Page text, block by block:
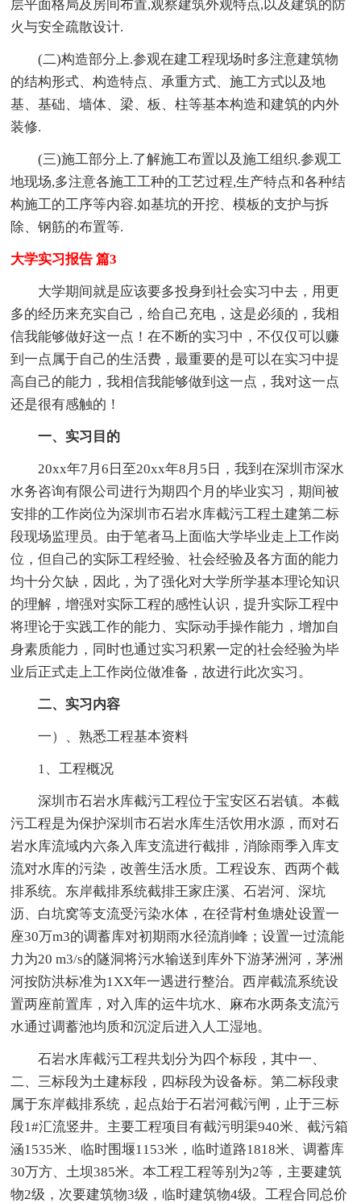
层平面格局及房间布置,观察建筑外观特点,以及建筑的防
火与安全疏散设计.
(二)构造部分上.参观在建工程现场时多注意建筑物
的结构形式、构造特点、承重方式、施工方式以及地
基、基础、墙体、梁、板、柱等基本构造和建筑的内外
装修.
(三)施工部分上.了解施工布置以及施工组织.参观工
地现场,多注意各施工工种的工艺过程,生产特点和各种结
构施工的工序等内容.如基坑的开挖、模板的支护与拆
除、钢筋的布置等.
大学实习报告 篇3
大学期间就是应该要多投身到社会实习中去，用更
多的经历来充实自己，给自己充电，这是必须的，我相
信我能够做好这一点！在不断的实习中，不仅仅可以赚
到一点属于自己的生活费，最重要的是可以在实习中提
高自己的能力，我相信我能够做到这一点，我对这一点
还是很有感触的！
一、实习目的
20xx年7月6日至20xx年8月5日，我到在深圳市深水
水务咨询有限公司进行为期四个月的毕业实习，期间被
安排的工作岗位为深圳市石岩水库截污工程土建第二标
段现场监理员。由于笔者马上面临大学毕业走上工作岗
位，但自己的实际工程经验、社会经验及各方面的能力
均十分欠缺，因此，为了强化对大学所学基本理论知识
的理解，增强对实际工程的感性认识，提升实际工程中
将理论于实践工作的能力、实际动手操作能力，增加自
身素质能力，同时也通过实习积累一定的社会经验为毕
业后正式走上工作岗位做准备，故进行此次实习。
二、实习内容
一）、熟悉工程基本资料
1、工程概况
深圳市石岩水库截污工程位于宝安区石岩镇。本截
污工程是为保护深圳市石岩水库生活饮用水源，而对石
岩水库流域内六条入库支流进行截排，消除雨季入库支
流对水库的污染，改善生活水质。工程设东、西两个截
排系统。东岸截排系统截排王家庄溪、石岩河、深坑
沥、白坑窝等支流受污染水体，在径背村鱼塘处设置一
座30万m3的调蓄库对初期雨水径流削峰；设置一过流能
力为20 m3/s的隧洞将污水输送到库外下游茅洲河，茅洲
河按防洪标准为1XX年一遇进行整治。西岸截流系统设
置两座前置库，对入库的运牛坑水、麻布水两条支流污
水通过调蓄池均质和沉淀后进入人工湿地。
石岩水库截污工程共划分为四个标段，其中一、
二、三标段为土建标段，四标段为设备标。第二标段隶
属于东岸截排系统，起点始于石岩河截污闸，止于三标
段1#汇流竖井。主要工程项目有截污明渠940米、截污箱
涵1535米、临时围堰1153米，临时道路1818米、调蓄库
30万方、土坝385米。本工程工程等别为2等，主要建筑
物2级，次要建筑物3级，临时建筑物4级。工程合同总价